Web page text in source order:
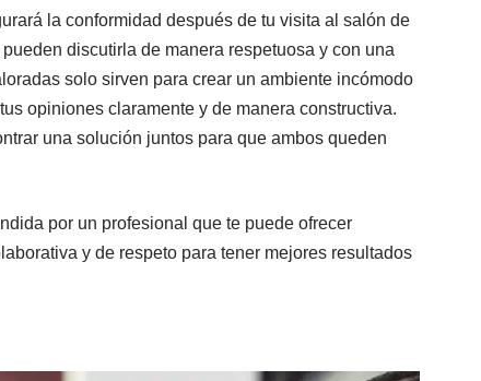
la conformidad después de tu visita al salón de
discutirla de manera respetuosa y con una
solo sirven para crear un ambiente incómodo
opiniones claramente y de manera constructiva.
una solución juntos para que ambos queden
por un profesional que te puede ofrecer
y de respeto para tener mejores resultados